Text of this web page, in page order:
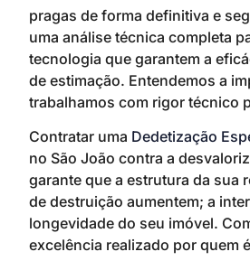
pragas de forma definitiva e
uma análise técnica completa
tecnologia que garantem a
de estimação. Entendemos a
trabalhamos com rigor técnico
Contratar uma Dedetização
no São João contra a
garante que a estrutura da sua
de destruição aumentem; a
longevidade do seu imóvel.
excelência realizado por quem